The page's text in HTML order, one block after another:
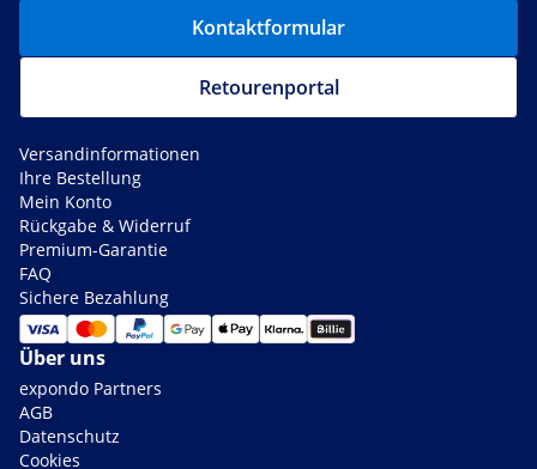
Kontaktformular
Retourenportal
Versandinformationen
Ihre Bestellung
Mein Konto
Rückgabe & Widerruf
Premium-Garantie
FAQ
Sichere Bezahlung
Über uns
expondo Partners
AGB
Datenschutz
Cookies